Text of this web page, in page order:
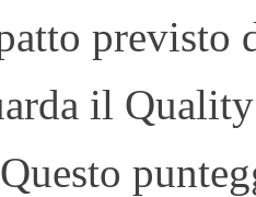
previsto
il